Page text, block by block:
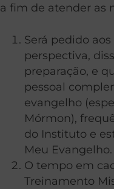
a fim de atender as
Será pedido
perspectiva,
preparação, e
pessoal
evangelho
Mórmon),
do Instituto e
Meu Evangelho.
O tempo em
Treinamento